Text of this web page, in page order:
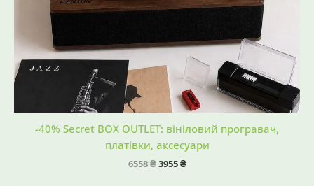
-40% Secret BOX OUTLET: вініловий програвач,
платівки, аксесуари
6558₴3955₴